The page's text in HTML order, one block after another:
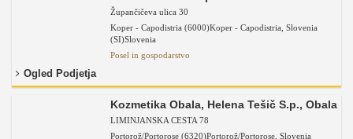
Župančičeva ulica 30
Koper - Capodistria (6000)Koper - Capodistria Slovenia
(SI)Slovenia
Posel in gospodarstvo
Ogled Podjetja
Kozmetika Obala, Helena Tešič S.p., Obala
LIMINJANSKA CESTA 78
Portorož/Portorose (6320)Portorož/Portorose Slovenia